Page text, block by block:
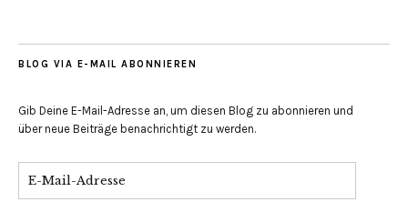
BLOG VIA E-MAIL ABONNIEREN
Gib Deine E-Mail-Adresse an, um diesen Blog zu abonnieren und
über neue Beiträge benachrichtigt zu werden.